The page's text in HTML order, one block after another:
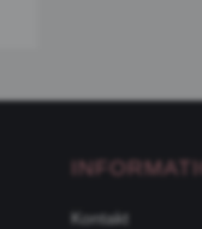
Kontakt